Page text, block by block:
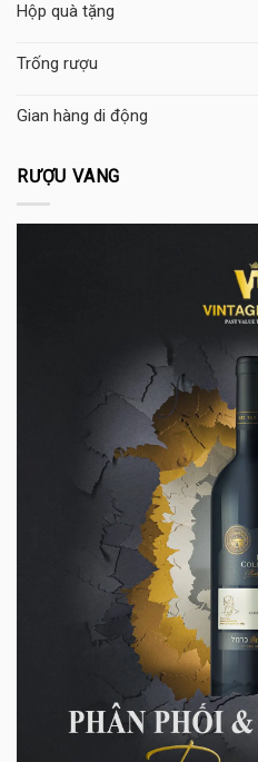
Hộp quà tặng
Trống rượu
Gian hàng di động
RƯỢU VANG